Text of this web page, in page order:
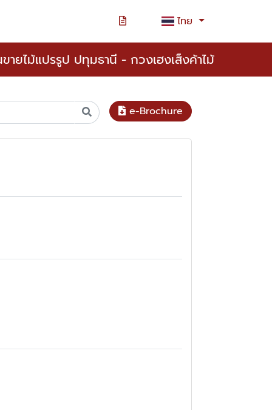
ไทย
ขายไม้แปรรูป ปทุมธานี - กวงเฮงเส็งค้าไม้
e-Brochure